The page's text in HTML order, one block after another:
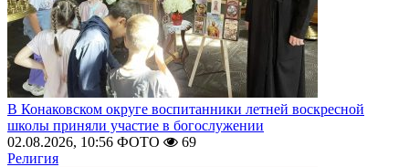
В Конаковском округе воспитанники летней воскресной
школы приняли участие в богослужении
02.08.2026, 10:56 ФОТО
69
Религия